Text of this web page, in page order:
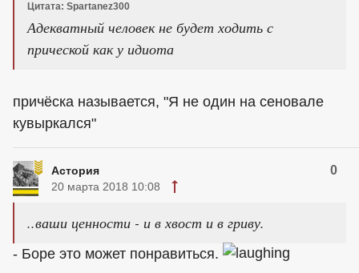
Цитата: Spartanez300
Адекватный человек не будет ходить с
прической как у идиота
причёска называется, "Я не один на сеновале
кувыркался"
Астория 0
20 марта 2018 10:08
..ваши ценности - и в хвост и в гриву.
- Боре это может понравиться.